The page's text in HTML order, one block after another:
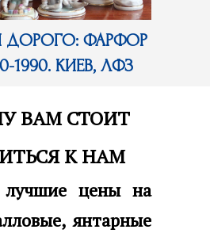
ДОРОГО: ФАРФОР
1990. КИЕВ, ЛФЗ
ВАМ СТОИТ
К НАМ
цены на
янтарные